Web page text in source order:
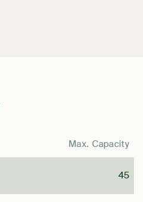
Max. Capacity
45